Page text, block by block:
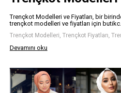
Trençkot Modelleri ve Fiyatları, bir
trençkot modelleri ve fiyatları için
Trençkot Modelleri, Trençkot Fiyatları,
Devamını oku